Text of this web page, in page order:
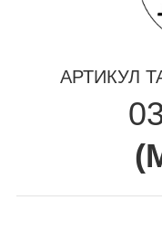
АРТИКУЛ
(